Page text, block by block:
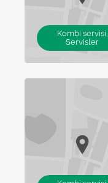
Kombi servisi,
Servisler